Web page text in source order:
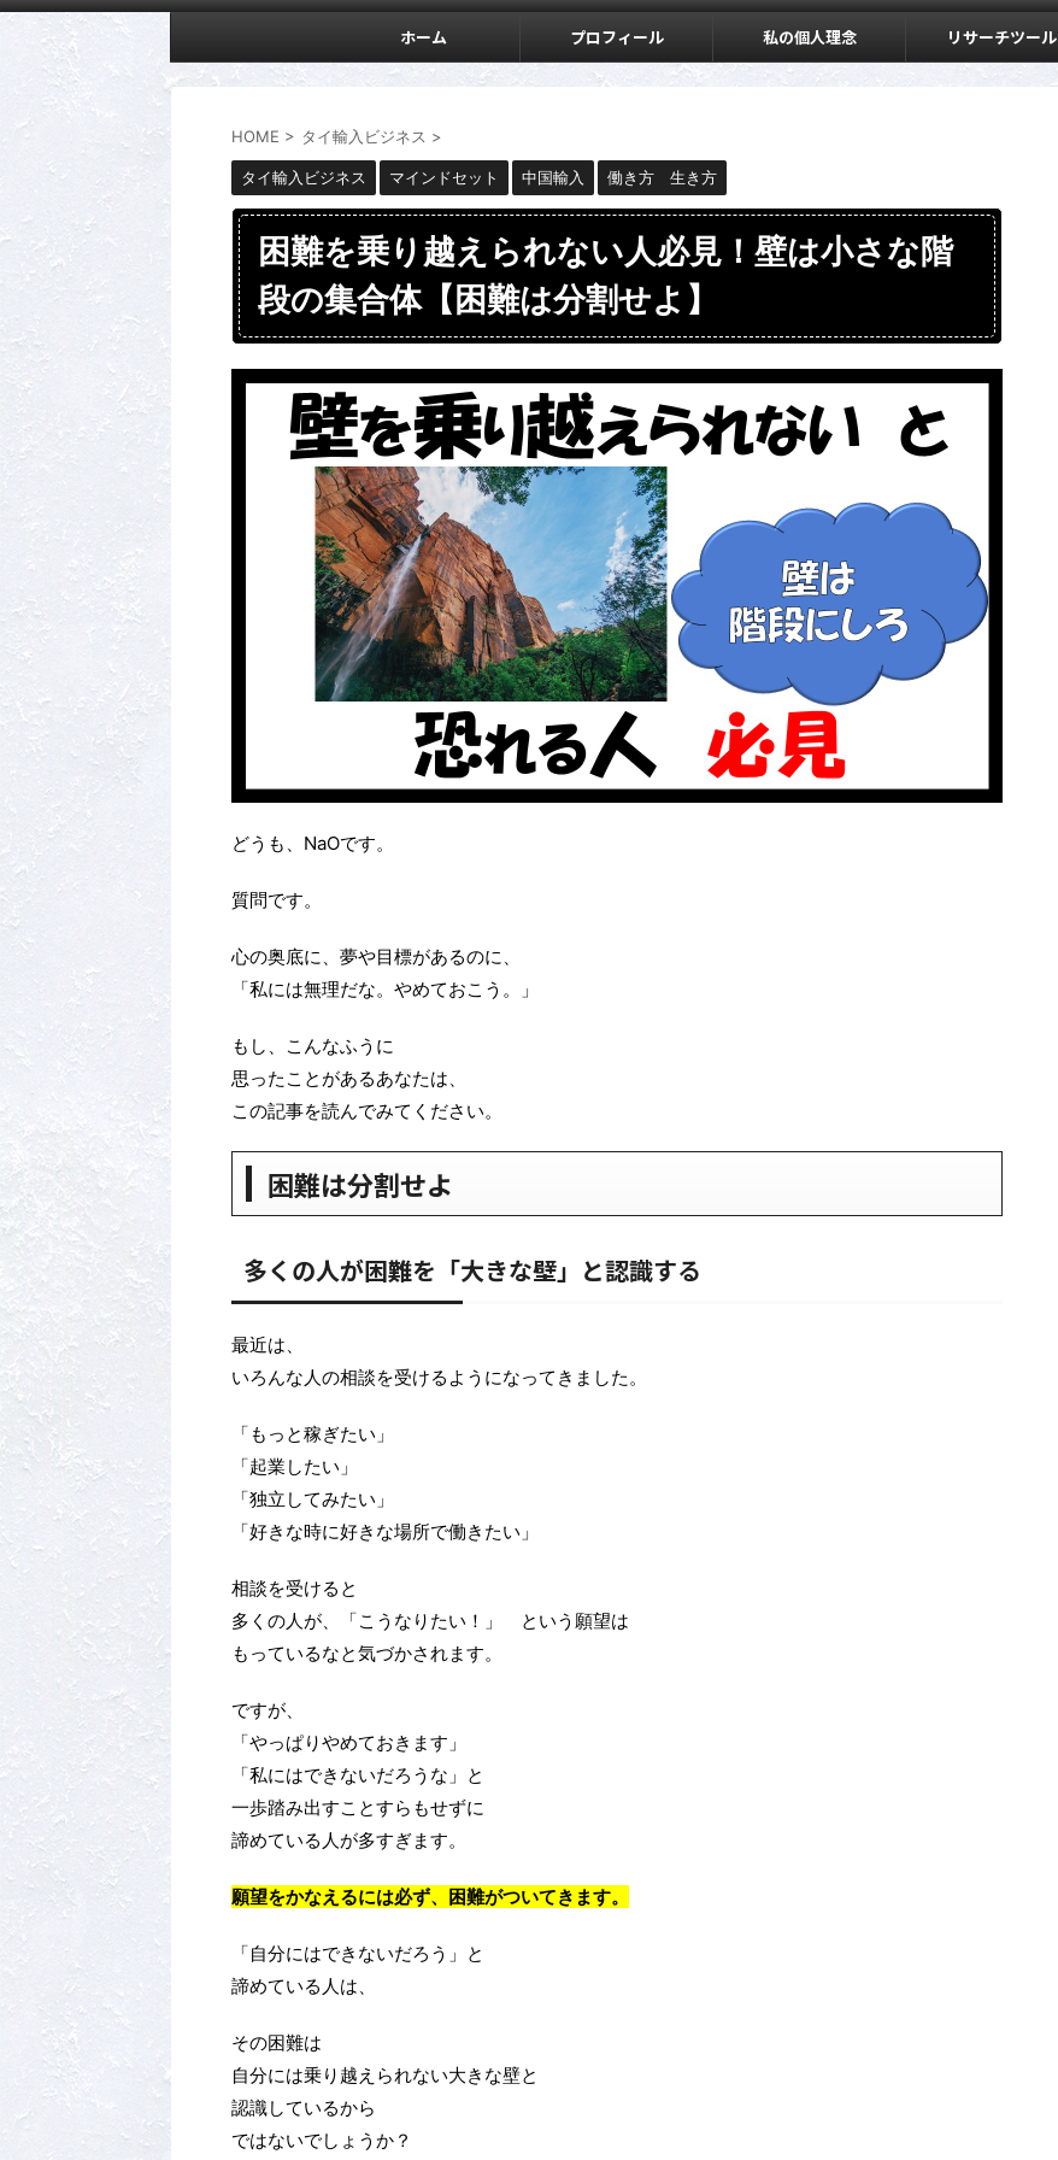
ホーム プロフィール 私の個人理念 リサーチツール
HOME > タイ輸入ビジネス >
タイ輸入ビジネス マインドセット 中国輸入 働き方 生き方
困難を乗り越えられない人必見！壁は小さな階
段の集合体【困難は分割せよ】
どうも、NaOです。
質問です。
心の奥底に、夢や目標があるのに、
「私には無理だな。やめておこう。」
もし、こんなふうに
思ったことがあるあなたは、
この記事を読んでみてください。
困難は分割せよ
多くの人が困難を「大きな壁」と認識する
最近は、
いろんな人の相談を受けるようになってきました。
「もっと稼ぎたい」
「起業したい」
「独立してみたい」
「好きな時に好きな場所で働きたい」
相談を受けると
多くの人が、「こうなりたい！」 という願望は
もっているなと気づかされます。
ですが、
「やっぱりやめておきます」
「私にはできないだろうな」と
一歩踏み出すことすらもせずに
諦めている人が多すぎます。
願望をかなえるには必ず、困難がついてきます。
「自分にはできないだろう」と
諦めている人は、
その困難は
自分には乗り越えられない大きな壁と
認識しているから
ではないでしょうか？